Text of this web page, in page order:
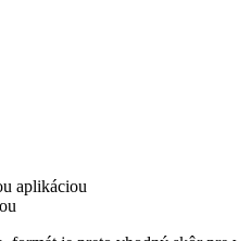
aplikáciou